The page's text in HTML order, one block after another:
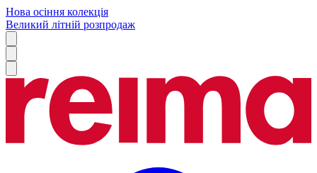
Нова осіння колекція
Великий літній розпродаж